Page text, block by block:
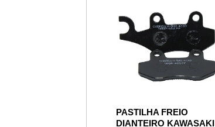
PASTILHA FREIO
DIANTEIRO KAWASAKI